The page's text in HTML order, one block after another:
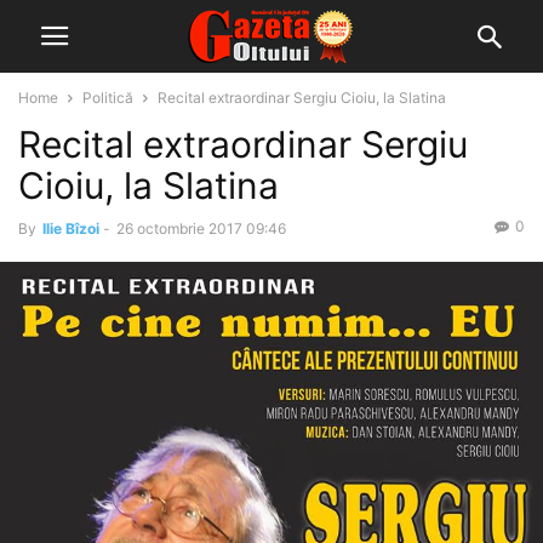
Home Politică Recital extraordinar Sergiu Cioiu, la Slatina
Recital extraordinar Sergiu
Cioiu, la Slatina
By Ilie Bîzoi - 26 octombrie 2017 09:46 0